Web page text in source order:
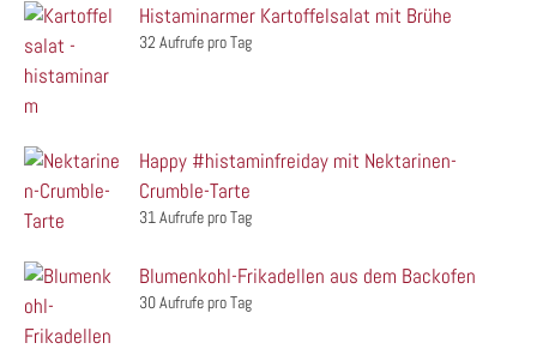
Histaminarmer Kartoffelsalat mit Brühe
32 Aufrufe pro Tag
Happy #histaminfreiday mit Nektarinen-
Crumble-Tarte
31 Aufrufe pro Tag
Blumenkohl-Frikadellen aus dem Backofen
30 Aufrufe pro Tag